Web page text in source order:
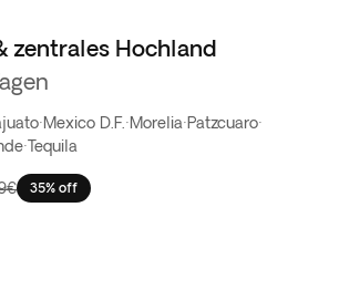
zentrales Hochland
·Mexico D.F.·Morelia·Patzcuaro·
·Tequila
35% off